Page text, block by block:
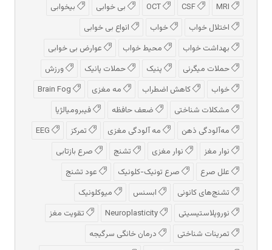
بی خوابی
بیخوابی
اختلال خواب
خواب
انواع بی خوابی
بهداشت خواب
محیط خواب
عوارض بی خوابی
حملات میگرنی
پنیک حملات پانیک
ورزش
خواب
کاهش اضطراب مه مغزی
مشکلات شناختی
ضعف حافظه
فیبرومیالژیا
مه‌آلودگی ذهن
مه‌ آلودگی مغزی تمرکز
نوار مغز
نوار مغزی تشنج
صرع بازتابی
علل صرع
صرع تونیک-کلونیک
عود تشنج
تشنج‌های کانونی
ابسنس
میوکلونیک
نوروپلاستیسیتی
تقویت مغز
تمرینات شناختی
درمان خانگی سرگیجه